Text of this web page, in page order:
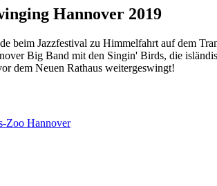
Hannover 2019
beim Jazzfestival zu Himmelfahrt auf dem
Big Band mit den Singin' Birds, die
dem Neuen Rathaus weitergeswingt!
Zoo Hannover